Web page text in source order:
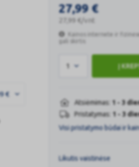
€
27,99 €
27,99 € /vnt
Kainos internete ir
gali skirtis
1 Į
Atsiėmimas: 1 - 3
Pristatymas: 1 - 3
Visi pristatymo būdai ir
Likutis vaistinėse